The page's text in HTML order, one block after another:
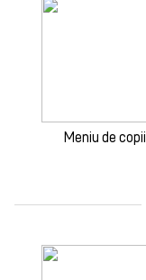
Meniu de copii